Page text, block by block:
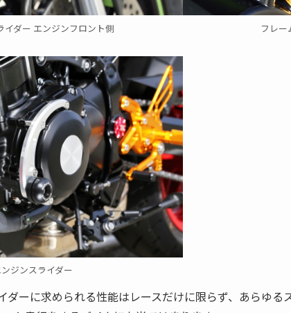
イダー エンジンフロント側 フレー
ジンスライダー
ダーに求められる性能はレースだけに限らず、あらゆ